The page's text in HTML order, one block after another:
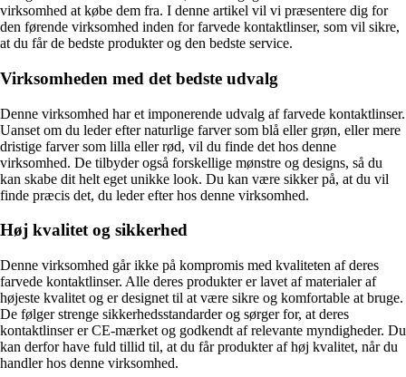
virksomhed at købe dem fra. I denne artikel vil vi præsentere dig for
den førende virksomhed inden for farvede kontaktlinser, som vil sikre,
at du får de bedste produkter og den bedste service.
Virksomheden med det bedste udvalg
Denne virksomhed har et imponerende udvalg af farvede kontaktlinser.
Uanset om du leder efter naturlige farver som blå eller grøn, eller mere
dristige farver som lilla eller rød, vil du finde det hos denne
virksomhed. De tilbyder også forskellige mønstre og designs, så du
kan skabe dit helt eget unikke look. Du kan være sikker på, at du vil
finde præcis det, du leder efter hos denne virksomhed.
Høj kvalitet og sikkerhed
Denne virksomhed går ikke på kompromis med kvaliteten af deres
farvede kontaktlinser. Alle deres produkter er lavet af materialer af
højeste kvalitet og er designet til at være sikre og komfortable at bruge.
De følger strenge sikkerhedsstandarder og sørger for, at deres
kontaktlinser er CE-mærket og godkendt af relevante myndigheder. Du
kan derfor have fuld tillid til, at du får produkter af høj kvalitet, når du
handler hos denne virksomhed.